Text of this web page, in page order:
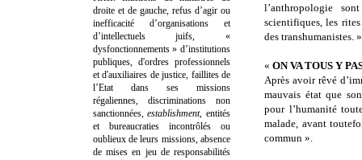
l’anthropologie
scientifiques, les rites
des transhumanistes. »
« ON VA TOUS Y
Après avoir rêvé
mauvais état que
pour l’humanité
malade, avant
commun ».
droite et de gauche, refus d’agir ou
inefficacité d’organisations et
d’intellectuels juifs, «
dysfonctionnements » d’institutions
publiques, d'ordres professionnels
et d'auxiliaires de justice, faillites de
l’Etat dans ses missions
régaliennes, discriminations non
sanctionnées,establishment, entités
et bureaucraties incontrôlés ou
oublieux de leurs missions, absence
de mises en jeu de responsabilités